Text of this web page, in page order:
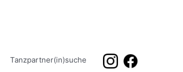
Tanzpartner(in)suche